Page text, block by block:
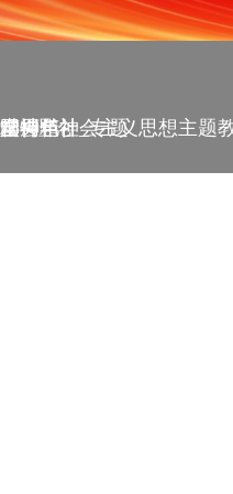
周年
会精神_专题
--理论
神
特色社会主义思想主题